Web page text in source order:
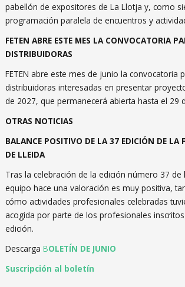
pabellón de expositores de La Llotja y, como
programación paralela de encuentros y
FETEN ABRE ESTE MES LA CONVOCATORIA
DISTRIBUIDORAS
FETEN abre este mes de junio la convocatoria
distribuidoras interesadas en presentar
de 2027, que permanecerá abierta hasta el 29
OTRAS NOTICIAS
BALANCE POSITIVO DE LA 37 EDICIÓN DE LA
DE LLEIDA
Tras la celebración de la edición número 37 de
equipo hace una valoración es muy positiva,
cómo actividades profesionales celebradas
acogida por parte de los profesionales
edición.
Descarga BOLETÍN DE JUNIO
Suscripción al boletín